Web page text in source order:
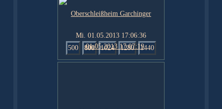
Mi. 01.05.2013 17:06:36
500
800 1024 1280 1440